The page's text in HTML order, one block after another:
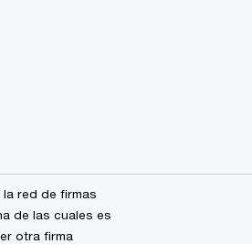
red de firmas
de las cuales es
otra firma